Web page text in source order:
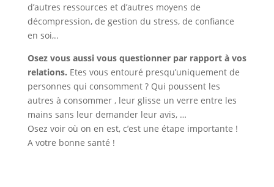
d’autres ressources et d’autres moyens de
décompression, de gestion du stress, de confiance
en soi,..
Osez vous aussi vous questionner par rapport à vos
relations. Etes vous entouré presqu’uniquement de
personnes qui consomment ? Qui poussent les
autres à consommer , leur glisse un verre entre les
mains sans leur demander leur avis, …
Osez voir où on en est, c’est une étape importante !
A votre bonne santé !